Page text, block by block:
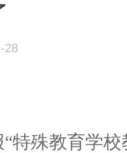
28
特殊教育学